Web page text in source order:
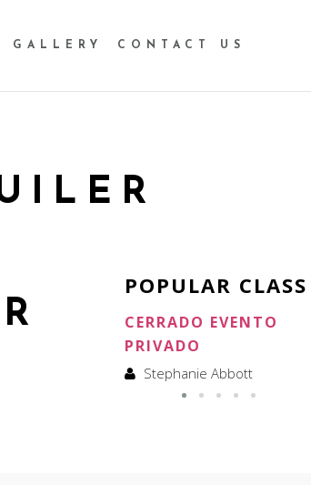
GALLERY CONTACT US
POPULAR CLASS
CERRADO EVENTO
PRIVADO
Stephanie Abbott